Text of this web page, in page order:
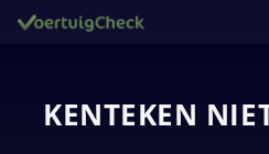
KENTEKEN